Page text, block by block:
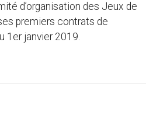
d’organisation des Jeux de
premiers contrats de
1er janvier 2019.